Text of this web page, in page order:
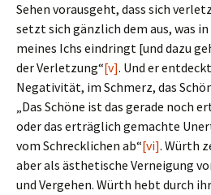
Sehen vorausgeht, dass sich
setzt sich gänzlich dem aus, was
meines Ichs eindringt [und dazu
der Verletzung“[v]. Und er
Negativität, im Schmerz, das
„Das Schöne ist das gerade noch
oder das erträglich gemachte
vom Schrecklichen ab“[vi]. Würth
aber als ästhetische Verneigung
und Vergehen. Würth hebt durch